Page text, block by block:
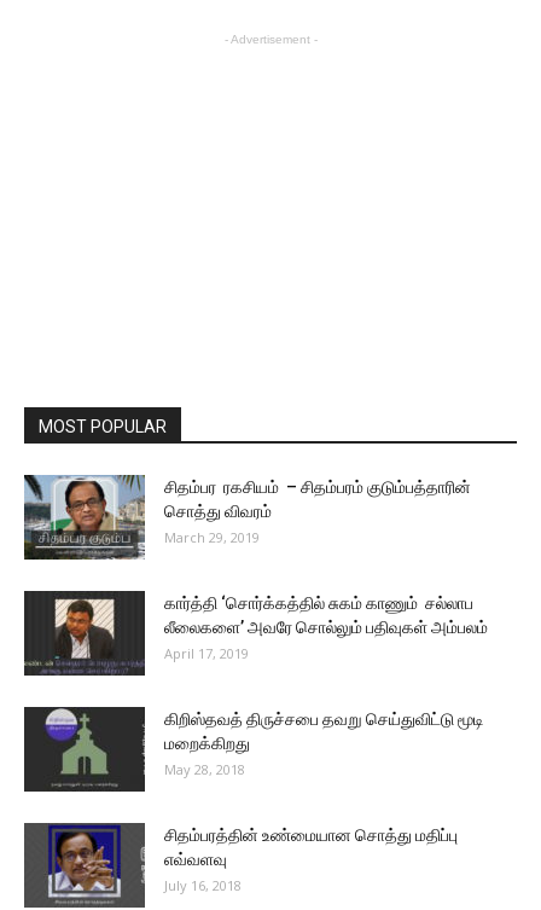
- Advertisement -
MOST POPULAR
சிதம்பர ரகசியம் – சிதம்பரம் குடும்பத்தாரின்
சொத்து விவரம்
March 29, 2019
கார்த்தி ‘சொர்க்கத்தில் சுகம் காணும் சல்லாப
லீலைகளை’ அவரே சொல்லும் பதிவுகள் அம்பலம்
April 17, 2019
கிறிஸ்தவத் திருச்சபை தவறு செய்துவிட்டு மூடி
மறைக்கிறது
May 28, 2018
சிதம்பரத்தின் உண்மையான சொத்து மதிப்பு
எவ்வளவு
July 16, 2018